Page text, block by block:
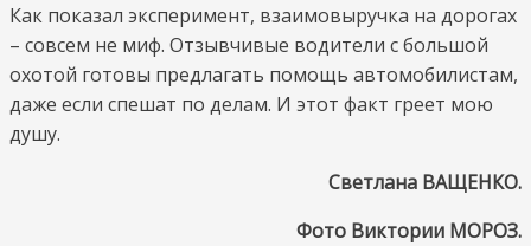
Как показал эксперимент, взаимовыручка на дорогах
– совсем не миф. Отзывчивые водители с большой
охотой готовы предлагать помощь автомобилистам,
даже если спешат по делам. И этот факт греет мою
душу.
Светлана ВАЩЕНКО.
Фото Виктории МОРОЗ.